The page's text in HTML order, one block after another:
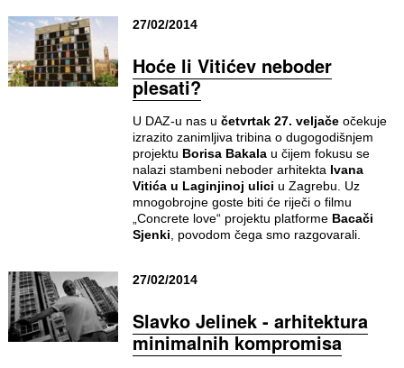
27/02/2014
Hoće li Vitićev neboder
plesati?
U DAZ-u nas u četvrtak 27. veljačeočekuje
izrazito zanimljiva tribina o dugogodišnjem
projektu Borisa Bakalau čijem fokusu se
nalazi stambeni neboder arhitekta Ivana
Vitića u Laginjinoj ulici u Zagrebu. Uz
mnogobrojne goste biti će riječi o filmu
„Concrete love“ projektu platforme Bacači
Sjenki , povodom čega smo razgovarali.
27/02/2014
Slavko Jelinek - arhitektura
minimalnih kompromisa